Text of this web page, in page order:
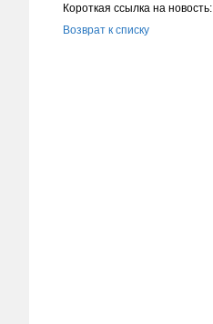
Короткая ссылка на новость:
Возврат к списку